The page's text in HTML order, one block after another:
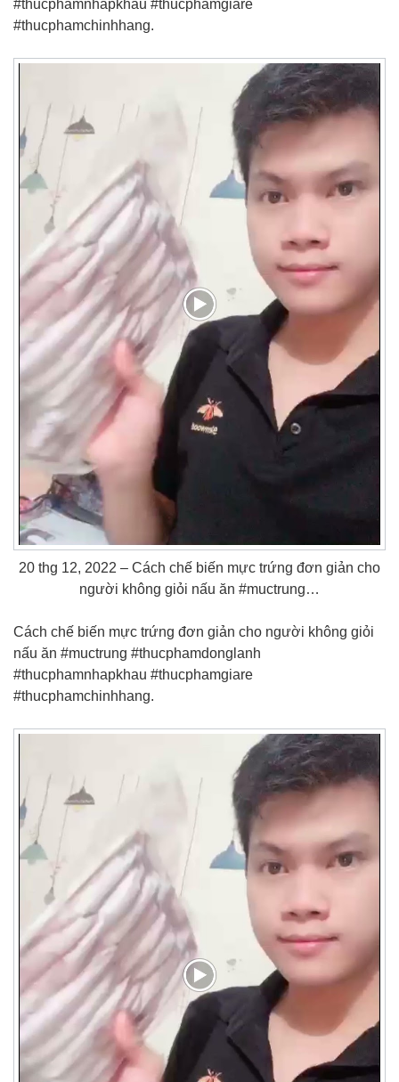
#thucphamnhapkhau #thucphamgiare
#thucphamchinhhang.
20 thg 12, 2022 – Cách chế biến mực trứng đơn giản cho
người không giỏi nấu ăn #muctrung…
Cách chế biến mực trứng đơn giản cho người không giỏi
nấu ăn #muctrung #thucphamdonglanh
#thucphamnhapkhau #thucphamgiare
#thucphamchinhhang.